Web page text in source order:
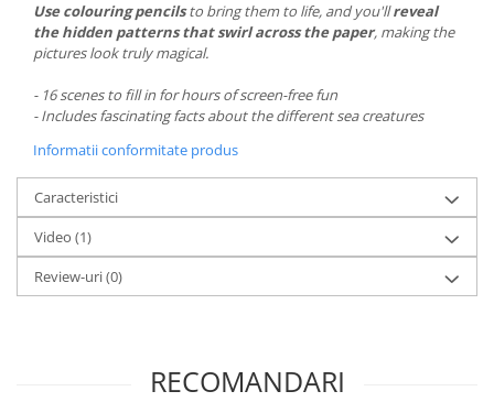
Use colouring pencilsto bring them to life, and you'llreveal
the hidden patterns that swirl across the paper, making the
pictures look truly magical.
- 16 scenes to fill in for hours of screen-free fun
- Includes fascinating facts about the different sea creatures
Informatii conformitate produs
Caracteristici
Video (1)
Review-uri(0)
RECOMANDARI